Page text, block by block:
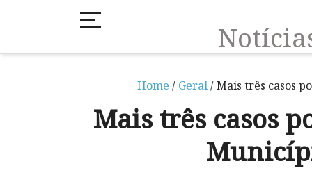
Home / Geral/ Mais três casos
Mais três casos